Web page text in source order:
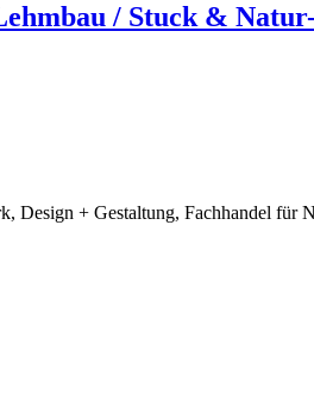
/ Stuck &
Design + Gestaltung, Fachhandel für